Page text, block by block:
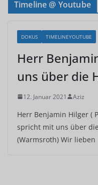
Timeline @ Youtube
DOKUS TIMELINEYOUTUBE
Herr
uns über die
12. Januar 2021 Aziz
Herr Benjamin Hilger (
spricht mit uns über
(Warmsroth) Wir lieben